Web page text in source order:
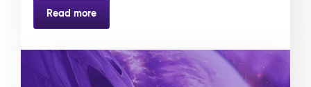
Read more